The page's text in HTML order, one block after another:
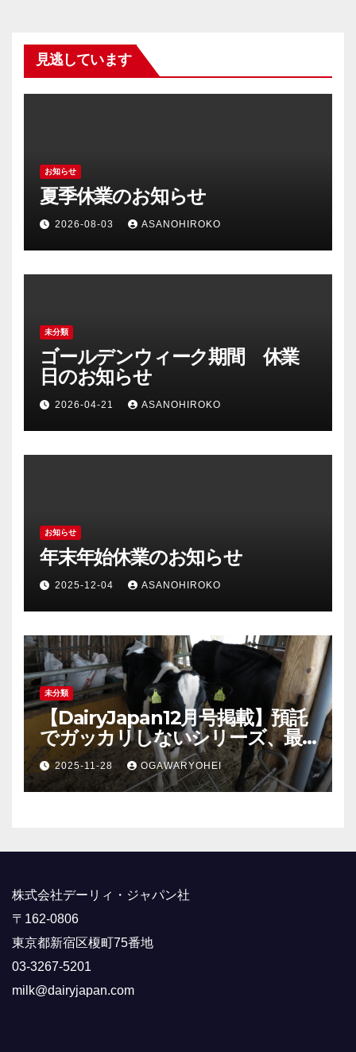
見逃しています
お知らせ
夏季休業のお知らせ
2026-08-03 ASANOHIROKO
未分類
ゴールデンウィーク期間 休業
日のお知らせ
2026-04-21 ASANOHIROKO
お知らせ
年末年始休業のお知らせ
2025-12-04 ASANOHIROKO
未分類
【DairyJapan12月号掲載】預託
でガッカリしないシリーズ、最
終回！
2025-11-28 OGAWARYOHEI
株式会社デーリィ・ジャパン社
〒162-0806
東京都新宿区榎町75番地
03-3267-5201
milk@dairyjapan.com